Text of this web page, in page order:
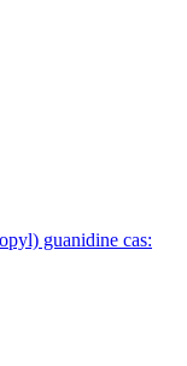
guanidine cas: